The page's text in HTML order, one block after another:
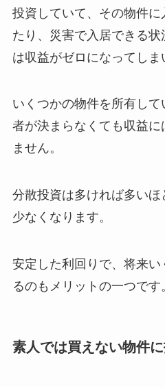
投資していて、その物件
たり、災害で入居できる
は収益がゼロになってしま
いくつかの物件を所有し
者が決まらなくても収益に
ません。
分散投資は多ければ多い
少なくなります。
安定した利回りで、将来
るのもメリットの一つです
素人では買えない物件